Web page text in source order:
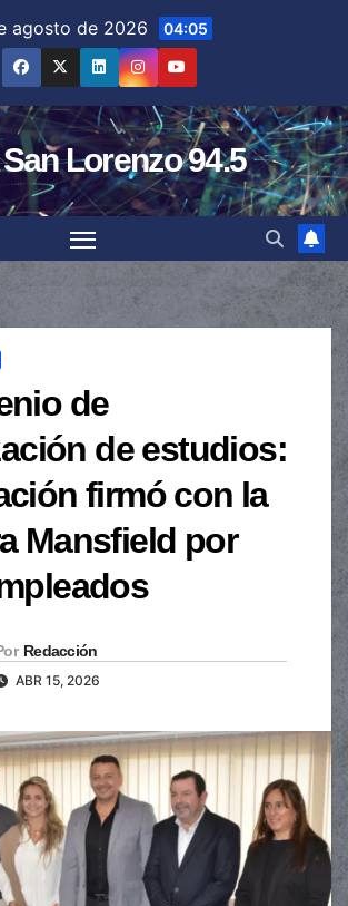
agosto de 2026 04:05
Lorenzo 94.5
de
de estudios:
firmó con la
Mansfield por
Redacción
ABR 15, 2026